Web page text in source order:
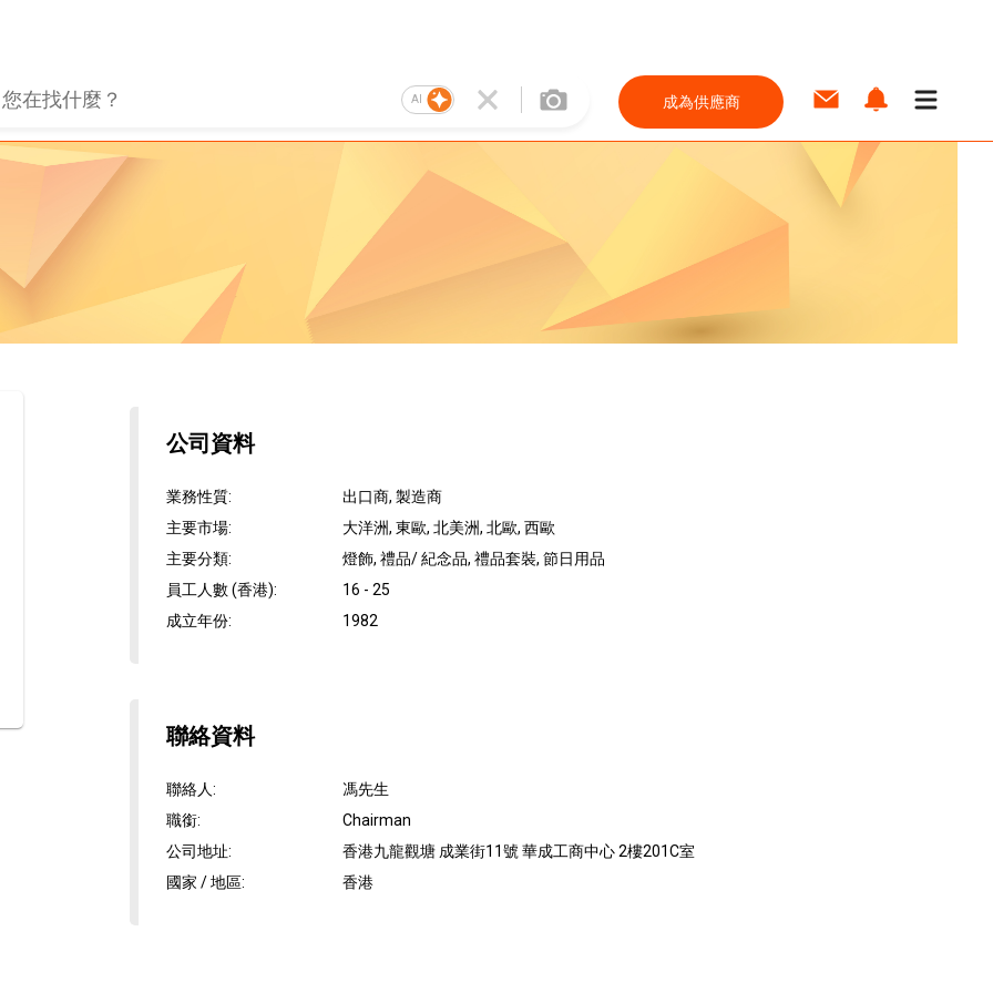
AI 成為供應商
公司資料
業務性質:
出口商, 製造商
主要市場:
大洋洲, 東歐, 北美洲, 北歐, 西歐
主要分類:
燈飾, 禮品/ 紀念品, 禮品套裝, 節日用品
員工人數 (香港):
16 - 25
成立年份: 1982
聯絡資料
聯絡人:
馮先生
職銜:
Chairman
公司地址:
香港九龍觀塘 成業街11號 華成工商中心 2樓201C室
國家 / 地區: 香港